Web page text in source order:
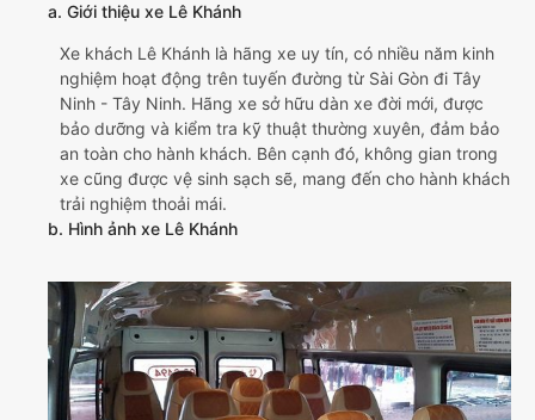
a. Giới thiệu xe Lê Khánh
Xe khách Lê Khánh là hãng xe uy tín, có nhiều năm kinh
nghiệm hoạt động trên tuyến đường từ Sài Gòn đi Tây
Ninh - Tây Ninh. Hãng xe sở hữu dàn xe đời mới, được
bảo dưỡng và kiểm tra kỹ thuật thường xuyên, đảm bảo
an toàn cho hành khách. Bên cạnh đó, không gian trong
xe cũng được vệ sinh sạch sẽ, mang đến cho hành khách
trải nghiệm thoải mái.
b. Hình ảnh xe Lê Khánh